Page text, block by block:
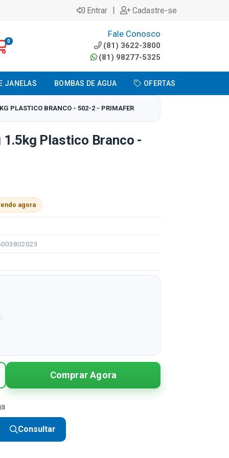
Entrar | Cadastre-se
0
Fale Conosco
(81) 3622-3800
(81) 98277-5325
JANELAS BOMBAS DE AGUA OFERTAS
PLASTICO BRANCO - 502-2 - PRIMAFER
1.5kg Plastico Branco -
agora
Comprar Agora
Consultar